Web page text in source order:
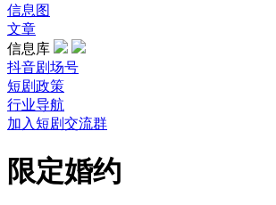
信息图
文章
信息库
抖音剧场号
短剧政策
行业导航
加入短剧交流群
限定婚约